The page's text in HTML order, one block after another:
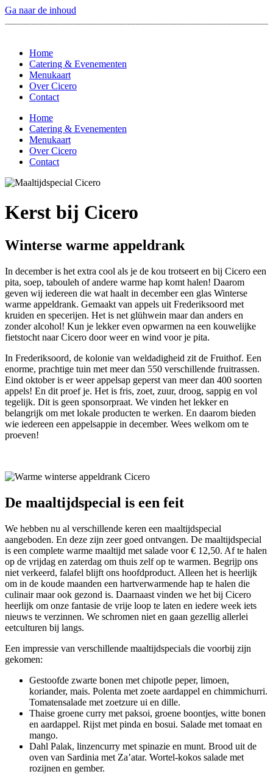
Ga naar de inhoud
Home
Catering & Evenementen
Menukaart
Over Cicero
Contact
Home
Catering & Evenementen
Menukaart
Over Cicero
Contact
Kerst bij Cicero
Winterse warme appeldrank
In december is het extra cool als je de kou trotseert en bij Cicero een
pita, soep, tabouleh of andere warme hap komt halen! Daarom
geven wij iedereen die wat haalt in december een glas Winterse
warme appeldrank. Gemaakt van appels uit Frederiksoord met
kruiden en specerijen. Het is net glühwein maar dan anders en
zonder alcohol! Kun je lekker even opwarmen na een kouwelijke
fietstocht naar Cicero door weer en wind voor je pita.
In Frederiksoord, de kolonie van weldadigheid zit de Fruithof. Een
enorme, prachtige tuin met meer dan 550 verschillende fruitrassen.
Eind oktober is er weer appelsap geperst van meer dan 400 soorten
appels! En dit proef je. Het is fris, zoet, zuur, droog, sappig en vol
tegelijk. Dit is geen sponsorpraat. We vinden het lekker en
belangrijk om met lokale producten te werken. En daarom bieden
wie iedereen een appelsappie in december. Wees welkom om te
proeven!
De maaltijdspecial is een feit
We hebben nu al verschillende keren een maaltijdspecial
aangeboden. En deze zijn zeer goed ontvangen. De maaltijdspecial
is een complete warme maaltijd met salade voor € 12,50. Af te halen
op de vrijdag en zaterdag om thuis zelf op te warmen. Begrijp ons
niet verkeerd, falafel blijft ons hoofdproduct. Alleen het is heerlijk
om in de koude maanden een hartverwarmende hap te halen die
culinair maar ook gezond is. Daarnaast vinden we het bij Cicero
heerlijk om onze fantasie de vrije loop te laten en iedere week iets
nieuws te verzinnen. We schromen niet en gaan gezellig allerlei
eetculturen bij langs.
Een impressie van verschillende maaltijdspecials die voorbij zijn
gekomen:
Gestoofde zwarte bonen met chipotle peper, limoen,
koriander, mais. Polenta met zoete aardappel en chimmichurri.
Tomatensalade met zoetzure ui en dille.
Thaise groene curry met paksoi, groene boontjes, witte bonen
en aardappel. Rijst met pinda en bosui. Salade met tomaat en
mango.
Dahl Palak, linzencurry met spinazie en munt. Brood uit de
oven van Sardinia met Za’atar. Wortel-kokos salade met
rozijnen en gember.